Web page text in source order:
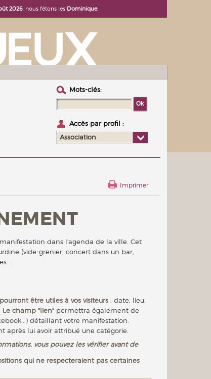
2026, nous fêtons les Dominique.
Mots-clés :
Accès par profil :
Association
Imprimer
dans l'agenda de la ville. Cet
(vide-grenier, concert dans un bar,
:
être utiles à vos visiteurs : date, lieu,
Le champ "lien"permettra également de
détaillant votre manifestation.
après lui avoir attribué une catégorie.
vous pouvez les vérifier avant de
qui ne respecteraient pas certaines